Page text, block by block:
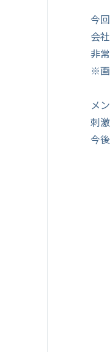
今
会
非
※画
メ
刺
今